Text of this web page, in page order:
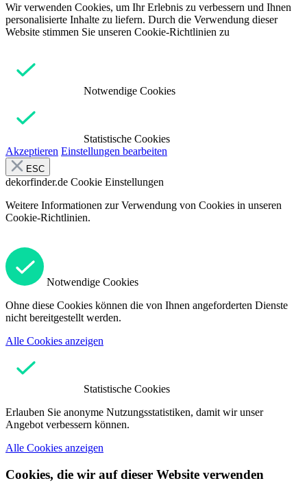
Wir verwenden Cookies, um Ihr Erlebnis zu verbessern und Ihnen
personalisierte Inhalte zu liefern. Durch die Verwendung dieser
Website stimmen Sie unseren Cookie-Richtlinien zu
Notwendige Cookies
Statistische Cookies
Akzeptieren Einstellungen bearbeiten
ESC
dekorfinder.de Cookie Einstellungen
Weitere Informationen zur Verwendung von Cookies in unseren
Cookie-Richtlinien.
Notwendige Cookies
Ohne diese Cookies können die von Ihnen angeforderten Dienste
nicht bereitgestellt werden.
Alle Cookies anzeigen
Statistische Cookies
Erlauben Sie anonyme Nutzungsstatistiken, damit wir unser
Angebot verbessern können.
Alle Cookies anzeigen
Cookies, die wir auf dieser Website verwenden